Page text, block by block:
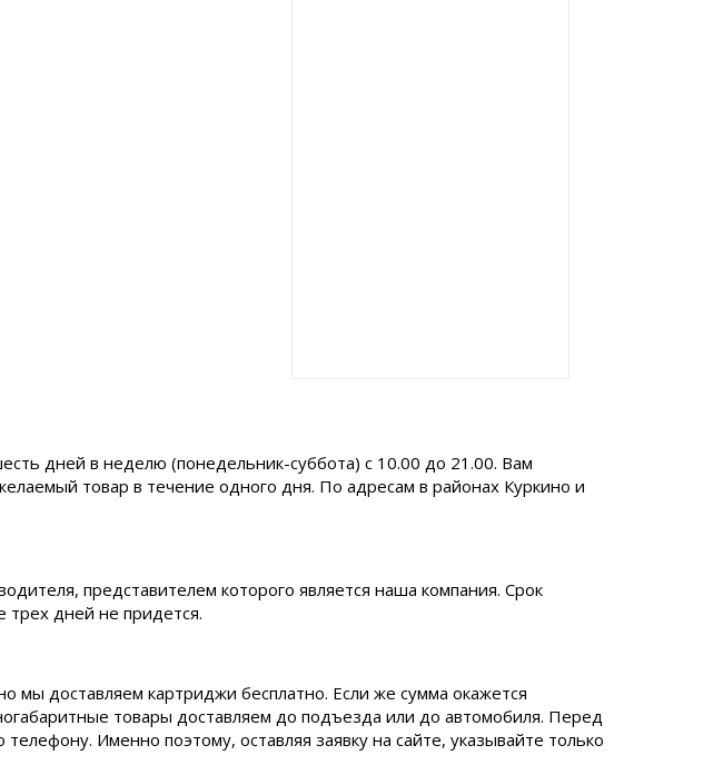
дней в неделю (понедельник-суббота) с 10.00 до 21.00. Вам
товар в течение одного дня. По адресам в районах Куркино и
представителем которого является наша компания. Срок
трех дней не придется.
мы доставляем картриджи бесплатно. Если же сумма окажется
товары доставляем до подъезда или до автомобиля. Перед
Именно поэтому, оставляя заявку на сайте, указывайте только